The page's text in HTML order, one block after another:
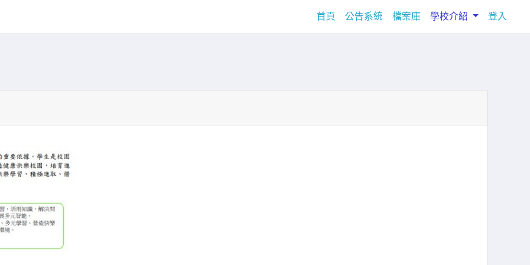
首頁 (current)
公告系統 檔案庫 學校介紹 登入